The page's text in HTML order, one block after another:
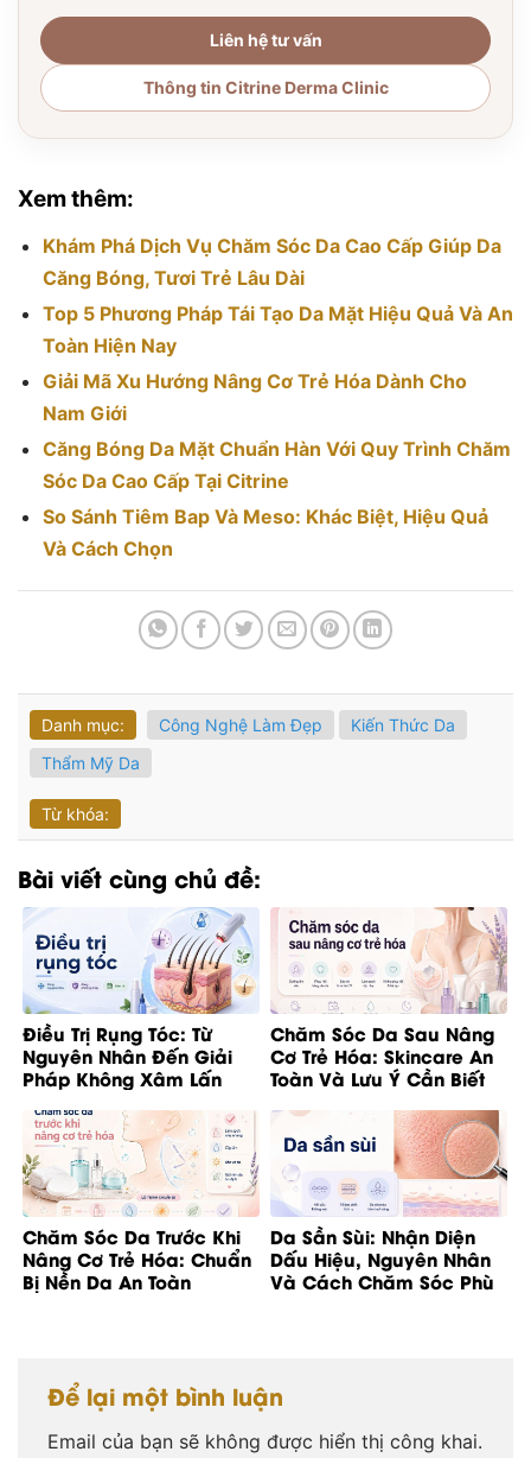
Liên hệ tư vấn
Thông tin Citrine Derma Clinic
Xem thêm:
Khám Phá Dịch Vụ Chăm Sóc Da Cao Cấp Giúp Da
Căng Bóng, Tươi Trẻ Lâu Dài
Top 5 Phương Pháp Tái Tạo Da Mặt Hiệu Quả Và An
Toàn Hiện Nay
Giải Mã Xu Hướng Nâng Cơ Trẻ Hóa Dành Cho
Nam Giới
Căng Bóng Da Mặt Chuẩn Hàn Với Quy Trình Chăm
Sóc Da Cao Cấp Tại Citrine
So Sánh Tiêm Bap Và Meso: Khác Biệt, Hiệu Quả
Và Cách Chọn
Danh mục: Công Nghệ Làm Đẹp
Kiến Thức Da
Thẩm Mỹ Da
Từ khóa:
Bài viết cùng chủ đề:
Điều Trị Rụng Tóc: Từ
Nguyên Nhân Đến Giải
Pháp Không Xâm Lấn
Chăm Sóc Da Sau Nâng
Cơ Trẻ Hóa: Skincare An
Toàn Và Lưu Ý Cần Biết
Chăm Sóc Da Trước Khi
Nâng Cơ Trẻ Hóa: Chuẩn
Bị Nền Da An Toàn
Da Sần Sùi: Nhận Diện
Dấu Hiệu, Nguyên Nhân
Và Cách Chăm Sóc Phù
Để lại một bình luận
Email của bạn sẽ không được hiển thị công khai.